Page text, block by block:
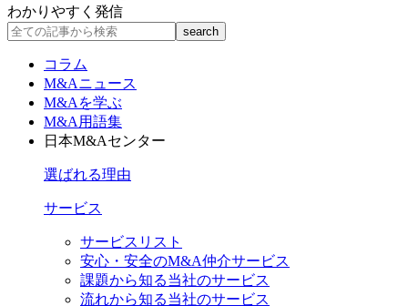
わかりやすく発信
コラム
M&Aニュース
M&Aを学ぶ
M&A用語集
日本M&Aセンター
選ばれる理由
サービス
サービスリスト
安心・安全のM&A仲介サービス
課題から知る当社のサービス
流れから知る当社のサービス